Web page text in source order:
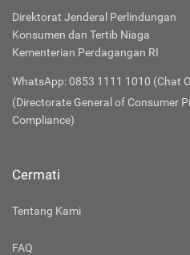
Direktorat Jenderal Perlindungan
Konsumen dan Tertib Niaga
Kementerian Perdagangan RI
WhatsApp: 0853 1111 1010 (Chat
(Directorate General of Consumer
Compliance)
Cermati
Tentang Kami
FAQ